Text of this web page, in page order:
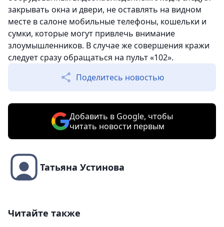
закрывать окна и двери, не оставлять на видном
месте в салоне мобильные телефоны, кошельки и
сумки, которые могут привлечь внимание
злоумышленников. В случае же совершения кражи
следует сразу обращаться на пульт «102».
Поделитесь новостью
Добавить в Google, чтобы
читать новости первым
Татьяна Устинова
Читайте также